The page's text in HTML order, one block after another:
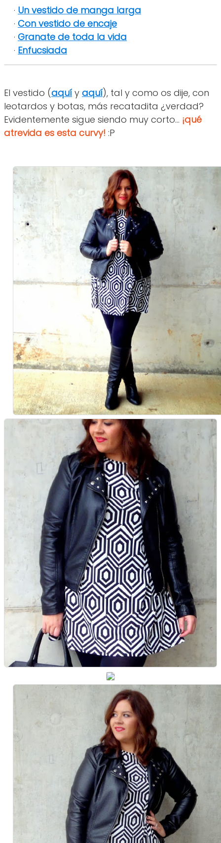
· Un vestido de manga larga
· Con vestido de encaje
· Granate de toda la vida
· Enfucsiada
El vestido (aquí y aquí), tal y como os dije, con
leotardos y botas, más recatadita ¿verdad?
Evidentemente sigue siendo muy corto... ¡qué
atrevida es esta curvy! :P